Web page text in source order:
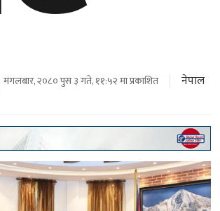
मंगलबार, २०८० पुस ३ गते, ११:५२ मा प्रकाशित नेपाल